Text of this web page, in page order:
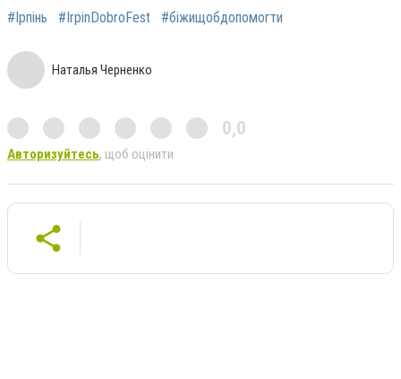
#Ірпінь #IrpinDobroFest #біжищобдопомогти
Наталья Черненко
0,0
Авторизуйтесь, щоб оцінити